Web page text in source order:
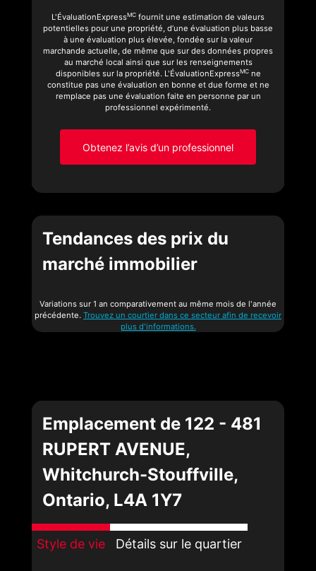
L'ÉvaluationExpressMC fournit une estimation de valeurs
potentielles pour une propriété, d’une évaluation plus basse
à une évaluation plus élevée, fondée sur la valeur
marchande actuelle, de même que sur des données propres
au marché local ainsi que sur les renseignements
disponibles sur la propriété. L'ÉvaluationExpressMCne
constitue pas une évaluation en bonne et due forme et ne
remplace pas une évaluation faite en personne par un
professionnel expérimenté.
Obtenez l’avis d’un professionnel
Tendances des prix du
marché immobilier
Variations sur 1 an comparativement au même mois de l'année
précédente. Trouvez un courtier dans ce secteur afin de recevoir
plus d'informations.
Emplacement de 122 - 481
RUPERT AVENUE,
Whitchurch-Stouffville,
Ontario, L4A 1Y7
Style de vie Détails sur le quartier